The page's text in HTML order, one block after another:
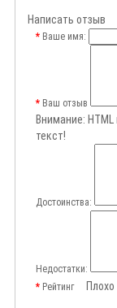
Написать отзыв
Ваше имя:
Ваш отзыв
Внимание:
текст!
Достоинства:
Недостатки:
РейтингПлохо